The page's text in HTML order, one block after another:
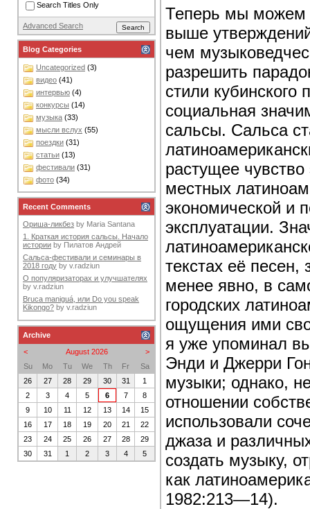
Теперь мы можем
выше
чем
разрешить
стили кубинского
социальная
сальсы. Сальса
растущее чувство
местных
экономической и
эксплуатации.
текстах её
менее явно, в
городских
ощущения ими
я уже упоминал
Энди и Джерри
музыки; однако,
отношении
использовали
джаза и
создать музыку,
как
1982:213—14).
Search Titles Only
Advanced Search
Blog Categories
Uncategorized (3)
видео (41)
интервью (4)
конкурсы (14)
музыка (33)
мысли вслух (55)
поездки (31)
статьи (13)
фестивали (31)
фото (34)
Recent Comments
Ориша-ликбез by Maria Santana
1. Краткая история сальсы. Начало
истории by Пилатов Андрей
Сальса-фестивали и семинары в
2018 году by v.radziun
О популяризаторах и улучшателях
by v.radziun
Bruca maniguá, или Do you speak
Kikongo? by v.radziun
Archive
<
>
August 2026
Su
Mo Tu We Th Fr
Sa
26
27 28 29 30 31
1
2
3 4 5 6 7
8
9
10 11 12 13 14
15
16
17 18 19 20 21
22
23
24 25 26 27 28
29
30
31 1 2 3 4 5